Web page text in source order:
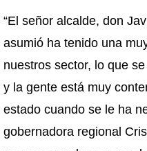
“El señor alcalde, don
asumió ha tenido una
nuestros sector, lo que
y la gente está muy
estado cuando se le ha
gobernadora regional